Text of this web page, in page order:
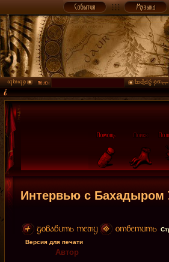
Интервью с Бахадыром
Версия для печати
Автор